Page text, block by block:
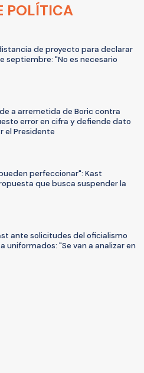
POLÍTICA
de proyecto para declarar
septiembre: "No es necesario
a arremetida de Boric contra
error en cifra y defiende dato
el Presidente
perfeccionar": Kast
que busca suspender la
ante solicitudes del oficialismo
uniformados: "Se van a analizar en